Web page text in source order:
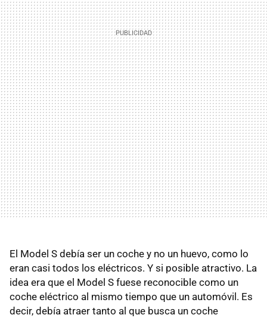
El Model S debía ser un coche y no un huevo, como lo
eran casi todos los eléctricos. Y si posible atractivo. La
idea era que el Model S fuese reconocible como un
coche eléctrico al mismo tiempo que un automóvil. Es
decir, debía atraer tanto al que busca un coche